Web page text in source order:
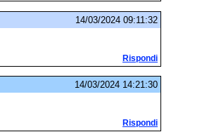
14/03/2024 09:11:32
Rispondi
14/03/2024 14:21:30
Rispondi